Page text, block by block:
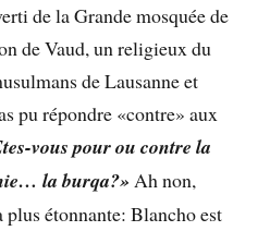
de la Grande mosquée de
de Vaud, un religieux du
de Lausanne et
pu répondre «contre» aux
vous pour ou contre la
la burqa?» Ah non,
étonnante: Blancho est